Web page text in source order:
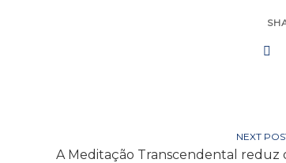
NEXT
A Meditação Transcendental reduz